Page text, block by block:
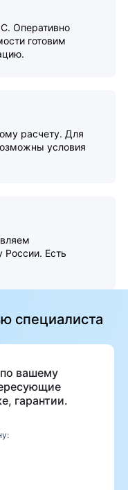
Оперативно
готовим
расчету. Для
условия
Есть
специалиста
вашему
гарантии.